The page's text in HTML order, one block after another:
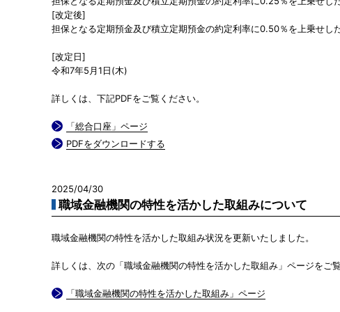
[改定後]
担保となる定期預金及び積立定期預金の約定利率に0.50％を上乗せし
[改定日]
令和7年5月1日(木)
詳しくは、下記PDFをご覧ください。
「総合口座」ページ
PDFをダウンロードする
2025/04/30
職域金融機関の特性を活かした取組みについて
職域金融機関の特性を活かした取組み状況を更新いたしました。
詳しくは、次の「職域金融機関の特性を活かした取組み」ページをご覧
「職域金融機関の特性を活かした取組み」ページ